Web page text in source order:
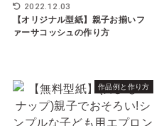
2022.12.03
【オリジナル型紙】親子お揃いフ
ァーサコッシュの作り方
作品例と作り方